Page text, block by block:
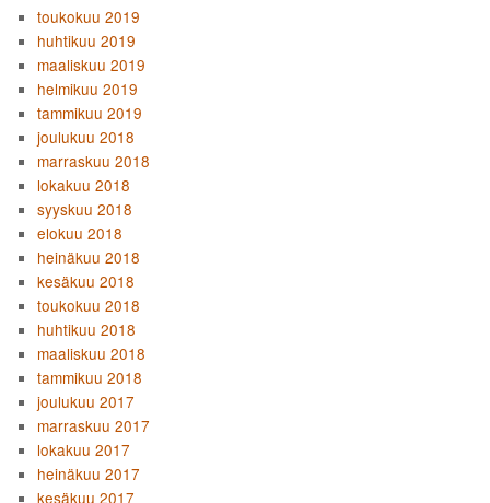
toukokuu 2019
huhtikuu 2019
maaliskuu 2019
helmikuu 2019
tammikuu 2019
joulukuu 2018
marraskuu 2018
lokakuu 2018
syyskuu 2018
elokuu 2018
heinäkuu 2018
kesäkuu 2018
toukokuu 2018
huhtikuu 2018
maaliskuu 2018
tammikuu 2018
joulukuu 2017
marraskuu 2017
lokakuu 2017
heinäkuu 2017
kesäkuu 2017